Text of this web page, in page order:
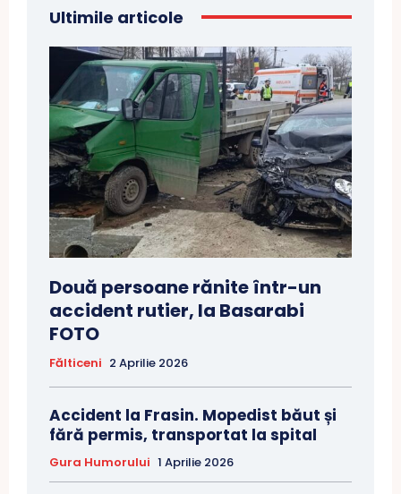
Ultimile articole
Două persoane rănite într-un
accident rutier, la Basarabi
FOTO
Fălticeni 2 Aprilie 2026
Accident la Frasin. Mopedist băut și
fără permis, transportat la spital
Gura Humorului 1 Aprilie 2026